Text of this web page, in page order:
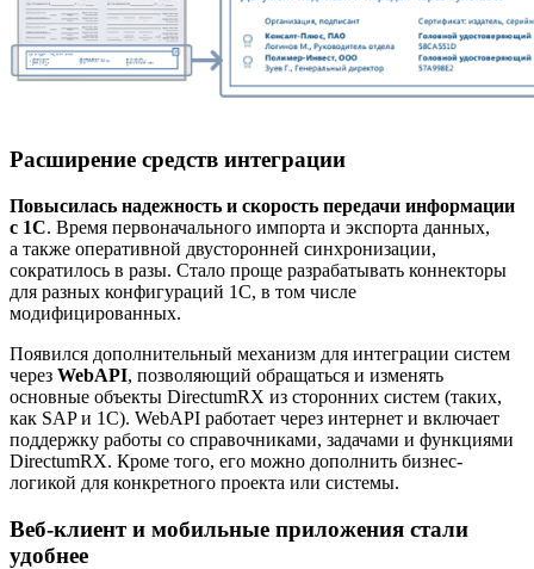
Расширение средств интеграции
Повысилась надежность и скорость передачи информации
с 1C. Время первоначального импорта и экспорта данных,
а также оперативной двусторонней синхронизации,
сократилось в разы. Стало проще разрабатывать коннекторы
для разных конфигураций 1С, в том числе
модифицированных.
Появился дополнительный механизм для интеграции систем
через WebAPI, позволяющий обращаться и изменять
основные объекты DirectumRX из сторонних систем (таких,
как SAP и 1C). WebAPI работает через интернет и включает
поддержку работы со справочниками, задачами и функциями
DirectumRX. Кроме того, его можно дополнить бизнес-
логикой для конкретного проекта или системы.
Веб-клиент и мобильные приложения стали
удобнее